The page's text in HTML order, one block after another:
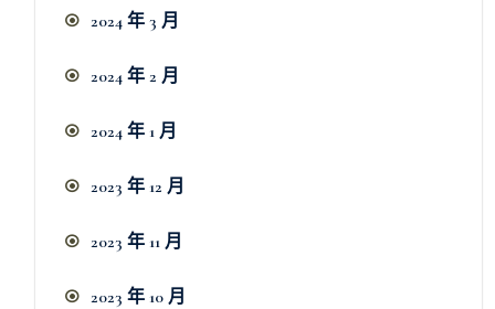
2024 年 3 月
2024 年 2 月
2024 年 1 月
2023 年 12 月
2023 年 11 月
2023 年 10 月